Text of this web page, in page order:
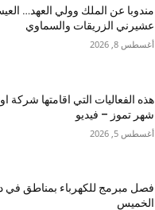
مندوبا عن الملك وولي العهد…
عشيرني الزريقات والسماوي
أغسطس 8, 2026
هذه الفعاليات التي اقامتها شركة
شهر تموز – فيديو
أغسطس 5, 2026
فصل مبرمج للكهرباء بمناطق في
الخميس